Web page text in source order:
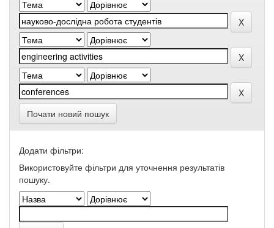
Почати новий пошук
Додати фільтри:
Використовуйте фільтри для уточнення результатів
пошуку.